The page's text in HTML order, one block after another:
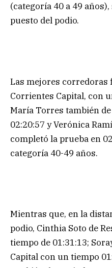
(categoría 40 a 49
puesto del podio.
Las mejores corredoras
Corrientes Capital, con
María Torres también
02:20:57 y Verónica
completó la prueba en
categoría 40-49 años.
Mientras que, en la
podio, Cinthia Soto de
tiempo de 01:31:13;
Capital con un tiempo